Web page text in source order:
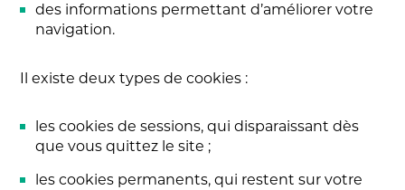
des informations permettant d’améliorer votre
navigation.
Il existe deux types de cookies :
les cookies de sessions, qui disparaissant dès
que vous quittez le site ;
les cookies permanents, qui restent sur votre